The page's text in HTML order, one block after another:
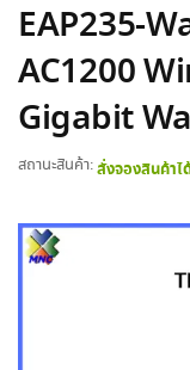
EAP235-
AC1200
Gigabit
สถานะสินค้า:สั่งจองสินค้าไ